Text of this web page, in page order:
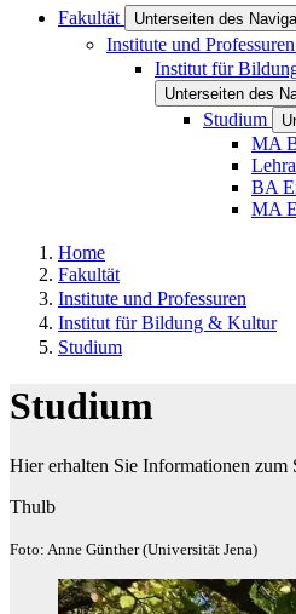
Fakultät Unterseiten des
Institute und Professuren
Institut für
Unterseiten des
Studium
MA
BA
MA
Home
Fakultät
Institute und Professuren
Institut für Bildung & Kultur
Studium
Studium
Hier erhalten Sie Informationen
Thulb
Foto: Anne Günther (Universität Jena)